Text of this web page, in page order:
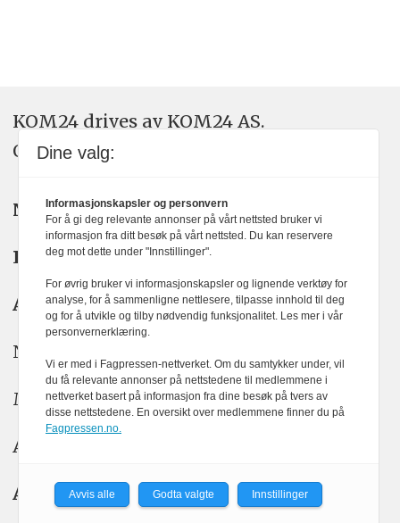
KOM24 drives av KOM24 AS.
Organisasjons­nummer: 928 093 182
Nyhetsredaktør:Yngve Garen Svardal
Redaktør:Hanne McBride
Ansvarlig redaktør:Kristin Stoltenberg
Nyhetstips: tips@kom24.no
Meninger: meninger@kom24.no
Annonse: annonse@watchmedia.no
Abonnement: kom24@watchmedia.no
Dine valg:
Informasjonskapsler og personvern
For å gi deg relevante annonser på vårt nettsted bruker vi
informasjon fra ditt besøk på vårt nettsted. Du kan reservere
deg mot dette under "Innstillinger".
For øvrig bruker vi informasjonskapsler og lignende verktøy for
analyse, for å sammenligne nettlesere, tilpasse innhold til deg
og for å utvikle og tilby nødvendig funksjonalitet. Les mer i vår
personvernerklæring.
Vi er med i Fagpressen-nettverket. Om du samtykker under, vil
du få relevante annonser på nettstedene til medlemmene i
nettverket basert på informasjon fra dine besøk på tvers av
disse nettstedene. En oversikt over medlemmene finner du på
Fagpressen.no.
Avvis alle Godta valgte Innstillinger